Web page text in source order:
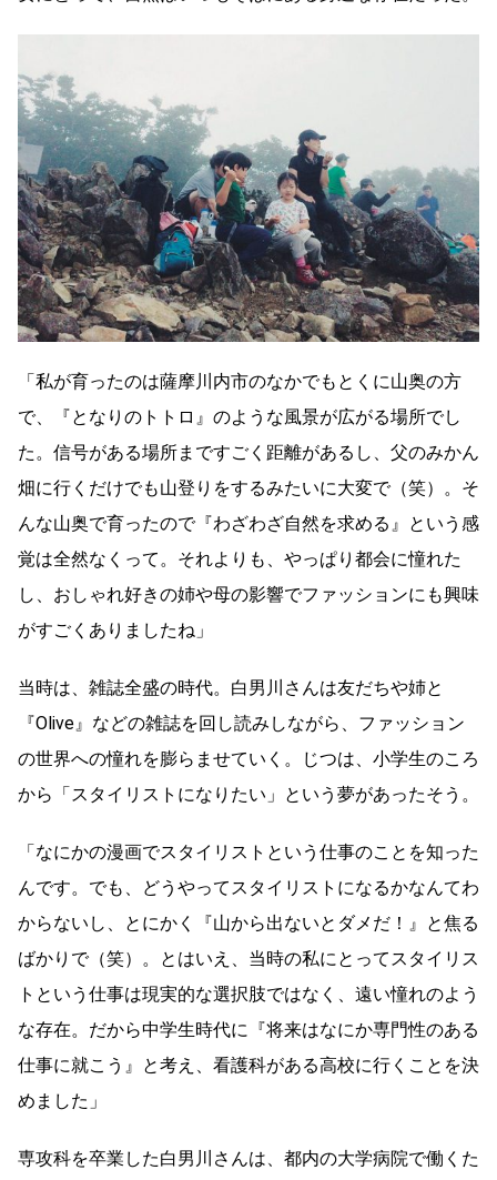
「私が育ったのは薩摩川内市のなかでもとくに山奥の方
で、『となりのトトロ』のような風景が広がる場所でし
た。信号がある場所まですごく距離があるし、父のみかん
畑に行くだけでも山登りをするみたいに大変で（笑）。そ
んな山奥で育ったので『わざわざ自然を求める』という感
覚は全然なくって。それよりも、やっぱり都会に憧れた
し、おしゃれ好きの姉や母の影響でファッションにも興味
がすごくありましたね」
当時は、雑誌全盛の時代。白男川さんは友だちや姉と
『Olive』などの雑誌を回し読みしながら、ファッション
の世界への憧れを膨らませていく。じつは、小学生のころ
から「スタイリストになりたい」という夢があったそう。
「なにかの漫画でスタイリストという仕事のことを知った
んです。でも、どうやってスタイリストになるかなんてわ
からないし、とにかく『山から出ないとダメだ！』と焦る
ばかりで（笑）。とはいえ、当時の私にとってスタイリス
トという仕事は現実的な選択肢ではなく、遠い憧れのよう
な存在。だから中学生時代に『将来はなにか専門性のある
仕事に就こう』と考え、看護科がある高校に行くことを決
めました」
専攻科を卒業した白男川さんは、都内の大学病院で働くた